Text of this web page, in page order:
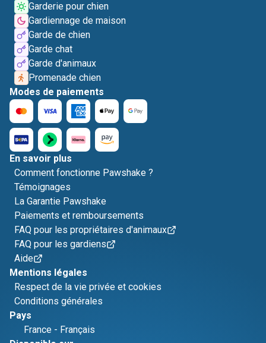
Garderie pour chien
Gardiennage de maison
Garde de chien
Garde chat
Garde d'animaux
Promenade chien
Modes de paiements
En savoir plus
Comment fonctionne Pawshake ?
Témoignages
La Garantie Pawshake
Paiements et remboursements
FAQ pour les propriétaires d'animaux
FAQ pour les gardiens
Aide
Mentions légales
Respect de la vie privée et cookies
Conditions générales
Pays
France - Français